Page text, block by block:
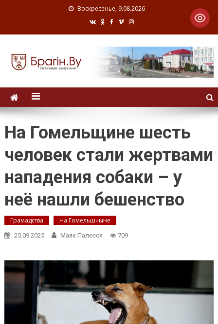
Воскресенье, 9.08.2026
На Гомельщине шесть
человек стали жертвами
нападения собаки – у
неё нашли бешенство
Грамадства На Гомельшчыне
25.09.2025 Маяк Палесся 709